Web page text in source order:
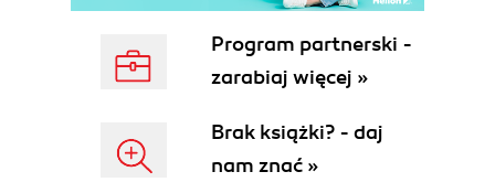
Tło i obrazki (132)
Dopełnienia i marginesy (136)
Pozycjonowanie elementów (138)
Kombinacja otaczania, pozycjonowania i
marginesów (142)
Program partnerski -
zarabiaj więcej »
Brak książki? - daj
nam znać »